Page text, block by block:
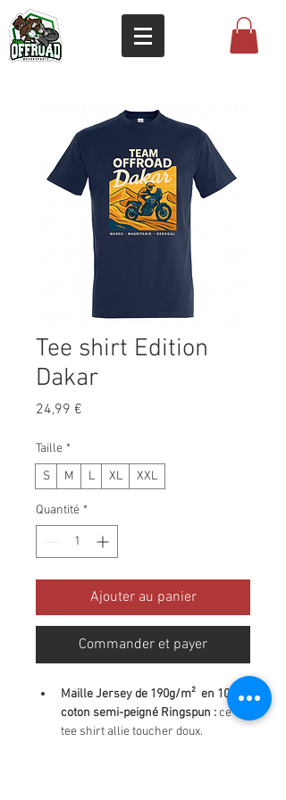
Tee shirt Edition
Dakar
24,99 €
Taille *
S
M L XL XXL
Quantité *
Ajouter au panier
Commander et payer
Maille Jersey de 190g/m²  en 100%
coton semi-peigné Ringspun : ce
tee shirt allie toucher doux,